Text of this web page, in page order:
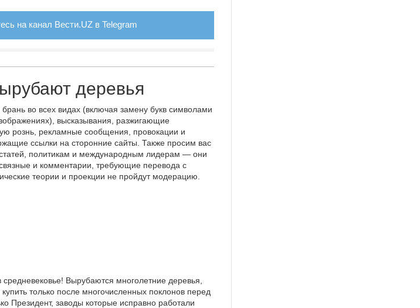
на канал Вести.UZ в Telegram
деревья
во всех видах (включая замену букв символами
высказывания, разжигающие
рознь, рекламные сообщения, провокации и
ссылки на сторонние сайты. Также просим вас
политикам и международным лидерам — они
и комментарии, требующие перевода с
теории и проекции не пройдут модерацию.
Вырубаются многолетние деревья,
только после многочисленных поклонов перед
Президент, заводы которые исправно работали